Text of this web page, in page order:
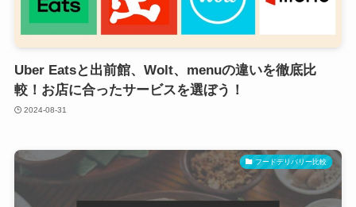
Uber Eatsと出前館、Wolt、menuの違いを徹底比
較！お店に合ったサービスを選ぼう！
2024-08-31
フードデリバリー比較